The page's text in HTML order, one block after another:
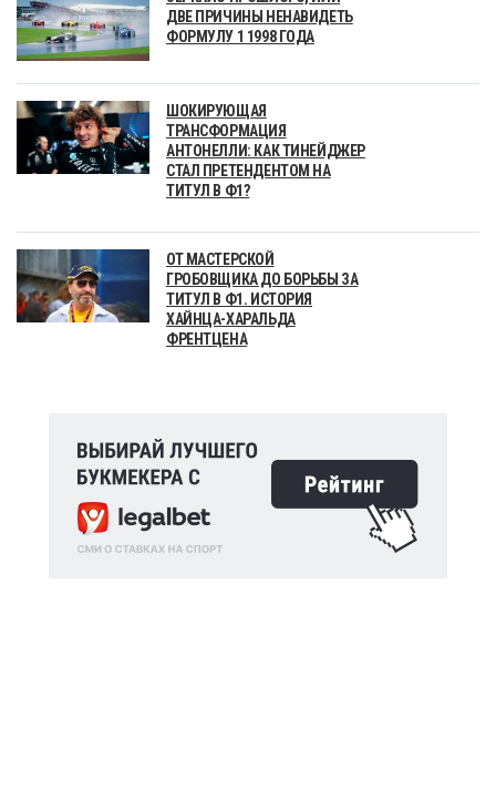
ДВЕ ПРИЧИНЫ НЕНАВИДЕТЬ
ФОРМУЛУ 1 1998 ГОДА
ШОКИРУЮЩАЯ
ТРАНСФОРМАЦИЯ
АНТОНЕЛЛИ: КАК ТИНЕЙДЖЕР
СТАЛ ПРЕТЕНДЕНТОМ НА
ТИТУЛ В Ф1?
ОТ МАСТЕРСКОЙ
ГРОБОВЩИКА ДО БОРЬБЫ ЗА
ТИТУЛ В Ф1. ИСТОРИЯ
ХАЙНЦА-ХАРАЛЬДА
ФРЕНТЦЕНА